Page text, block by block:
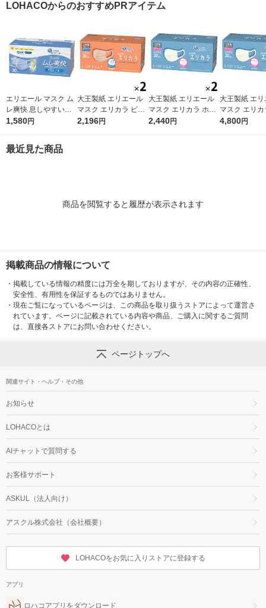
枚：50枚入×2箱） い捨て 白元アース 1
枚：50枚入×5箱）
LOHACOからのおすすめPRアイテム
エリエール マスク ム
レ爽快 息しやすい
プリーツ型 幅広耳ゴ
入） 大王製紙 日本
1,580円
大王製紙 エリエール
マスク エリカラ ピン
クベージュ ふつうサ
2,196円
大王製紙 エリエール
マスク エリカラ ホワ
イトナチュラル ふつ
2,440円
大王製紙 エ
マスク エリ
イトナチュラ
4,800円
最近見た商品
商品を閲覧すると履歴が表示されます
掲載商品の情報について
・ 掲載している情報の精度には万全を期しておりますが、その内容の正確性、
安全性、有用性を保証するものではありません。
・ 現在ご覧になっているページは、この商品を取り扱うストアによって運営さ
れています。ページに記載されている内容や商品、ご購入に関するご質問
は、直接各ストアにお問い合わせください。
ページトップへ
関連サイト・ヘルプ・その他
お知らせ
LOHACOとは
AIチャットで質問する
お客様サポート
ASKUL（法人向け）
アスクル株式会社（会社概要）
LOHACOをお気に入りストアに登録する
アプリ
ロハコアプリをダウンロード